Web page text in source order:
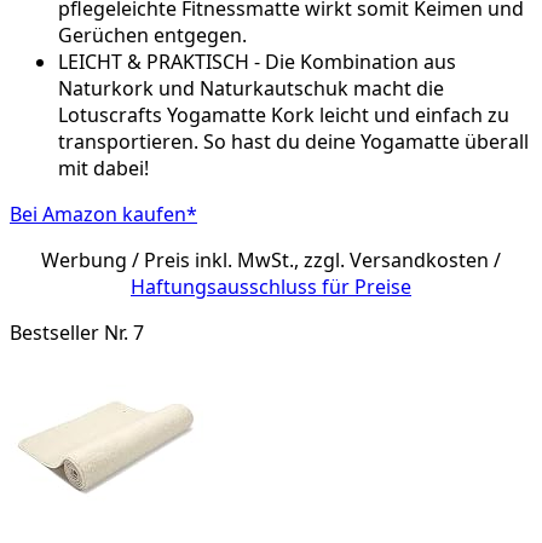
pflegeleichte Fitnessmatte wirkt somit Keimen und
Gerüchen entgegen.
LEICHT & PRAKTISCH - Die Kombination aus
Naturkork und Naturkautschuk macht die
Lotuscrafts Yogamatte Kork leicht und einfach zu
transportieren. So hast du deine Yogamatte überall
mit dabei!
Bei Amazon kaufen*
Werbung / Preis inkl. MwSt., zzgl. Versandkosten /
Haftungsausschluss für Preise
Bestseller Nr. 7